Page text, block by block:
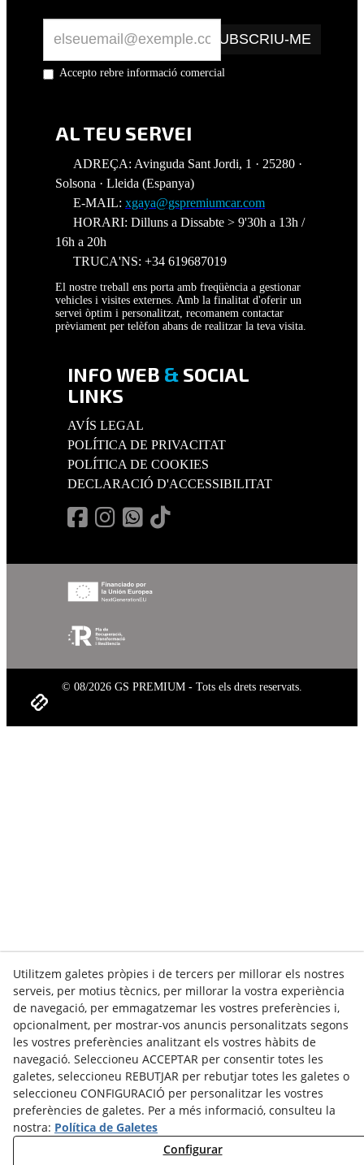
SUBSCRIU-ME
Accepto rebre informació comercial
AL TEU SERVEI
ADREÇA: Avinguda Sant Jordi, 1 · 25280 ·
Solsona · Lleida (Espanya)
E-MAIL: xgaya@gspremiumcar.com
HORARI: Dilluns a Dissabte > 9'30h a 13h /
16h a 20h
TRUCA'NS: +34 619687019
El nostre treball ens porta amb freqüència a gestionar
vehicles i visites externes. Amb la finalitat d'oferir un
servei òptim i personalitzat, recomanem contactar
prèviament per telèfon abans de realitzar la teva visita.
INFO WEB & SOCIAL
LINKS
AVÍS LEGAL
POLÍTICA DE PRIVACITAT
POLÍTICA DE COOKIES
DECLARACIÓ D'ACCESSIBILITAT
© 08/2026 GS PREMIUM - Tots els drets reservats.
Utilitzem galetes pròpies i de tercers per millorar els nostres
serveis, per motius tècnics, per millorar la vostra experiència
de navegació, per emmagatzemar les vostres preferències i,
opcionalment, per mostrar-vos anuncis personalitzats segons
les vostres preferències analitzant els vostres hàbits de
navegació. Seleccioneu ACCEPTAR per consentir totes les
galetes, seleccioneu REBUTJAR per rebutjar totes les galetes o
seleccioneu CONFIGURACIÓ per personalitzar les vostres
preferències de galetes. Per a més informació, consulteu la
nostra: Política de Galetes
Configurar